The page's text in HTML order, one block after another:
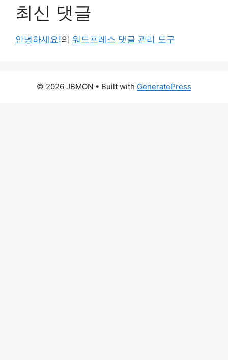
최신 댓글
안녕하세요!의 워드프레스 댓글 관리 도구
© 2026 JBMON • Built with GeneratePress